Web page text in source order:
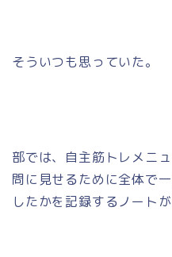
そういつも思っていた。
部では、自主筋トレメニ
問に見せるために全体で
したかを記録するノートが